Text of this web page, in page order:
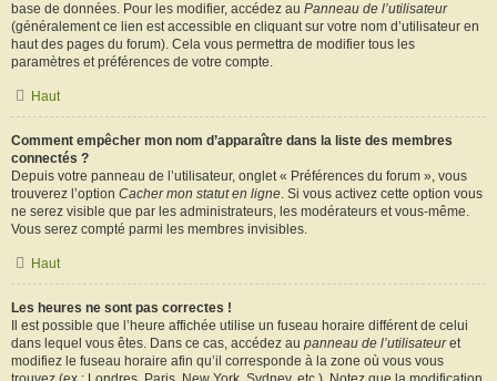
base de données. Pour les modifier, accédez au Panneau de l’utilisateur
(généralement ce lien est accessible en cliquant sur votre nom d’utilisateur en
haut des pages du forum). Cela vous permettra de modifier tous les
paramètres et préférences de votre compte.
Haut
Comment empêcher mon nom d’apparaître dans la liste des membres
connectés ?
Depuis votre panneau de l’utilisateur, onglet « Préférences du forum », vous
trouverez l’option Cacher mon statut en ligne. Si vous activez cette option vous
ne serez visible que par les administrateurs, les modérateurs et vous-même.
Vous serez compté parmi les membres invisibles.
Haut
Les heures ne sont pas correctes !
Il est possible que l’heure affichée utilise un fuseau horaire différent de celui
dans lequel vous êtes. Dans ce cas, accédez au panneau de l’utilisateuret
modifiez le fuseau horaire afin qu’il corresponde à la zone où vous vous